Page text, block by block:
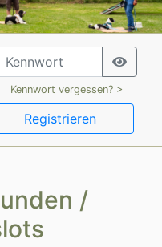
Kennwort vergessen? >
Registrieren
/